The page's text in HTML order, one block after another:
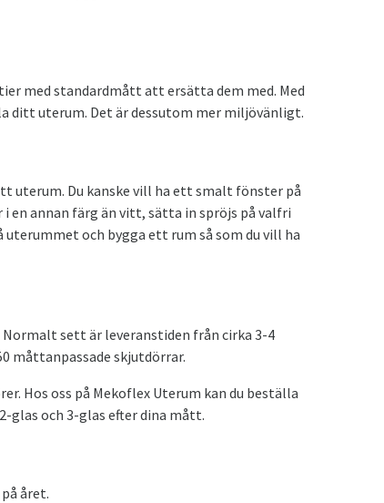
med standardmått att ersätta dem med. Med
ditt uterum. Det är dessutom mer miljövänligt.
uterum. Du kanske vill ha ett smalt fönster på
en annan färg än vitt, sätta in spröjs på valfri
och bygga ett rum så som du vill ha
sett är leveranstiden från cirka 3-4
måttanpassade skjutdörrar.
Hos oss på Mekoflex Uterum kan du beställa
glas och 3-glas efter dina mått.
året.